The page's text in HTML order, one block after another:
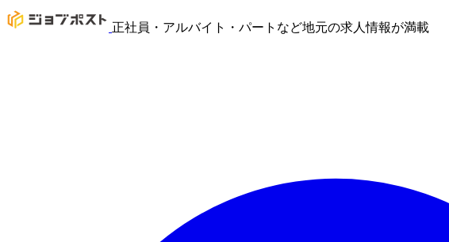
正社員・アルバイト・パートなど地元の求人情報が満載